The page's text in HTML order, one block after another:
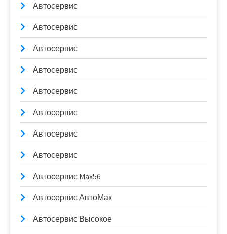
Автосервис
Автосервис
Автосервис
Автосервис
Автосервис
Автосервис
Автосервис
Автосервис
Автосервис Max56
Автосервис АвтоМак
Автосервис Высокое